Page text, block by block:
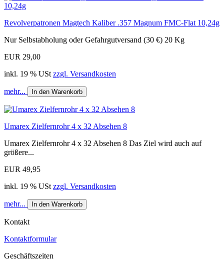
Revolverpatronen Magtech Kaliber .357 Magnum FMC-Flat 10,24g
Nur Selbstabholung oder Gefahrgutversand (30 €) 20 Kg
EUR 29,00
inkl. 19 % USt zzgl. Versandkosten
mehr... In den Warenkorb
Umarex Zielfernrohr 4 x 32 Absehen 8
Umarex Zielfernrohr 4 x 32 Absehen 8 Das Ziel wird auch auf
größere...
EUR 49,95
inkl. 19 % USt zzgl. Versandkosten
mehr... In den Warenkorb
Kontakt
Kontaktformular
Geschäftszeiten